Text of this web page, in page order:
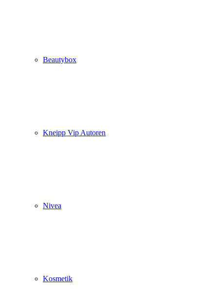
Beautybox
Kneipp Vip Autoren
Nivea
Kosmetik